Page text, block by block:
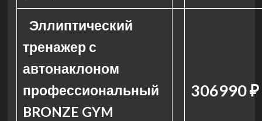
Эллиптический
тренажер с
автонаклоном
профессиональный
BRONZE GYM
306990 ₽